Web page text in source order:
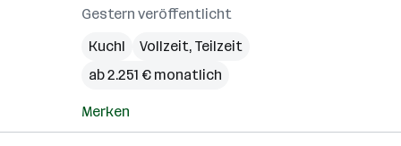
Gestern veröffentlicht
Kuchl
Vollzeit, Teilzeit
ab 2.251 € monatlich
Merken